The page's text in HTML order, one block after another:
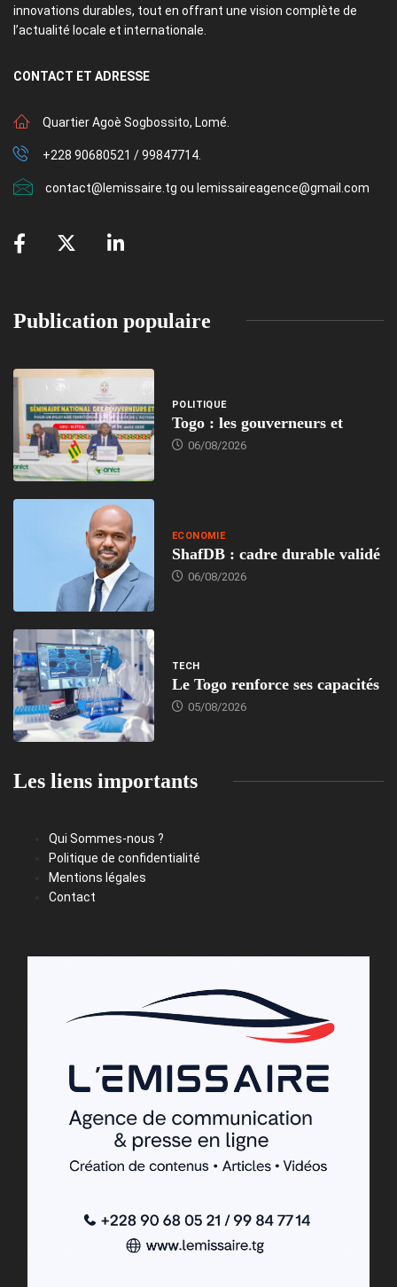
innovations durables, tout en offrant une vision complète de
l’actualité locale et internationale.
CONTACT ET ADRESSE
Quartier Agoè Sogbossito, Lomé.
+228 90680521 / 99847714.
contact@lemissaire.tg ou lemissaireagence@gmail.com
Publication populaire
POLITIQUE
Togo : les gouverneurs et
06/08/2026
ECONOMIE
ShafDB : cadre durable validé
06/08/2026
TECH
Le Togo renforce ses capacités
05/08/2026
Les liens importants
Qui Sommes-nous ?
Politique de confidentialité
Mentions légales
Contact